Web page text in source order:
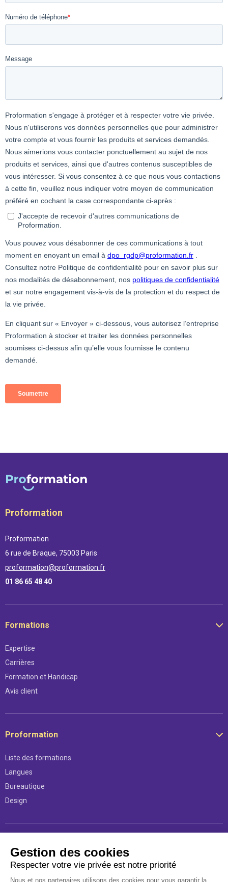
Proformation
Proformation
6 rue de Braque, 75003 Paris
proformation@proformation.fr
01 86 65 48 40
Formations
Expertise
Carrières
Formation et Handicap
Avis client
Proformation
Liste des formations
Langues
Bureautique
Design
Mentions légales
Gestion des cookies
Respecter votre vie privée est notre priorité
Nous et nos partenaires utilisons des cookies pour vous garantir la